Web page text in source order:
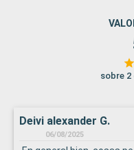
sobre 2
Deivi alexander G.
06/08/2025